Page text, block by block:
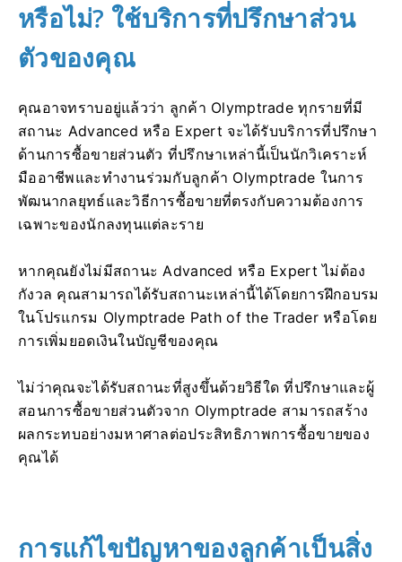
หรือไม่? ใช้บริการที่ปรึกษาส่วน
ตัวของคุณ
คุณอาจทราบอยู่แล้วว่า ลูกค้า Olymptrade ทุกรายที่มี
สถานะ Advanced หรือ Expert จะได้รับบริการที่ปรึกษา
ด้านการซื้อขายส่วนตัว ที่ปรึกษาเหล่านี้เป็นนักวิเคราะห์
มืออาชีพและทำงานร่วมกับลูกค้า Olymptrade ในการ
พัฒนากลยุทธ์และวิธีการซื้อขายที่ตรงกับความต้องการ
เฉพาะของนักลงทุนแต่ละราย
หากคุณยังไม่มีสถานะ Advanced หรือ Expert ไม่ต้อง
กังวล คุณสามารถได้รับสถานะเหล่านี้ได้โดยการฝึกอบรม
ในโปรแกรม Olymptrade Path of the Trader หรือโดย
การเพิ่มยอดเงินในบัญชีของคุณ
ไม่ว่าคุณจะได้รับสถานะที่สูงขึ้นด้วยวิธีใด ที่ปรึกษาและผู้
สอนการซื้อขายส่วนตัวจาก Olymptrade สามารถสร้าง
ผลกระทบอย่างมหาศาลต่อประสิทธิภาพการซื้อขายของ
คุณได้
การแก้ไขปัญหาของลูกค้าเป็นสิ่ง